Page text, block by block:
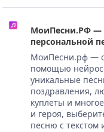
МоиПесни.РФ —
персональной
МоиПесни.рф —
помощью
уникальные
поздравления,
куплеты и
и героя,
песню с текстом